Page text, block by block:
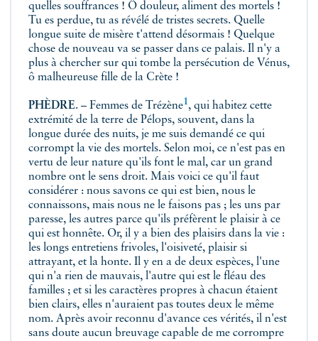
quelles souffrances ! Ô douleur, aliment des mortels !
Tu es perdue, tu as révélé de tristes secrets. Quelle
longue suite de misère t'attend désormais ! Quelque
chose de nouveau va se passer dans ce palais. Il n'y a
plus à chercher sur qui tombe la persécution de Vénus,
ô malheureuse fille de la Crète !
PHÈDRE. – Femmes de Trézène1, qui habitez cette
extrémité de la terre de Pélops, souvent, dans la
longue durée des nuits, je me suis demandé ce qui
corrompt la vie des mortels. Selon moi, ce n'est pas en
vertu de leur nature qu'ils font le mal, car un grand
nombre ont le sens droit. Mais voici ce qu'il faut
considérer : nous savons ce qui est bien, nous le
connaissons, mais nous ne le faisons pas ; les uns par
paresse, les autres parce qu'ils préfèrent le plaisir à ce
qui est honnête. Or, il y a bien des plaisirs dans la vie :
les longs entretiens frivoles, l'oisiveté, plaisir si
attrayant, et la honte. Il y en a de deux espèces, l'une
qui n'a rien de mauvais, l'autre qui est le fléau des
familles ; et si les caractères propres à chacun étaient
bien clairs, elles n'auraient pas toutes deux le même
nom. Après avoir reconnu d'avance ces vérités, il n'est
sans doute aucun breuvage capable de me corrompre